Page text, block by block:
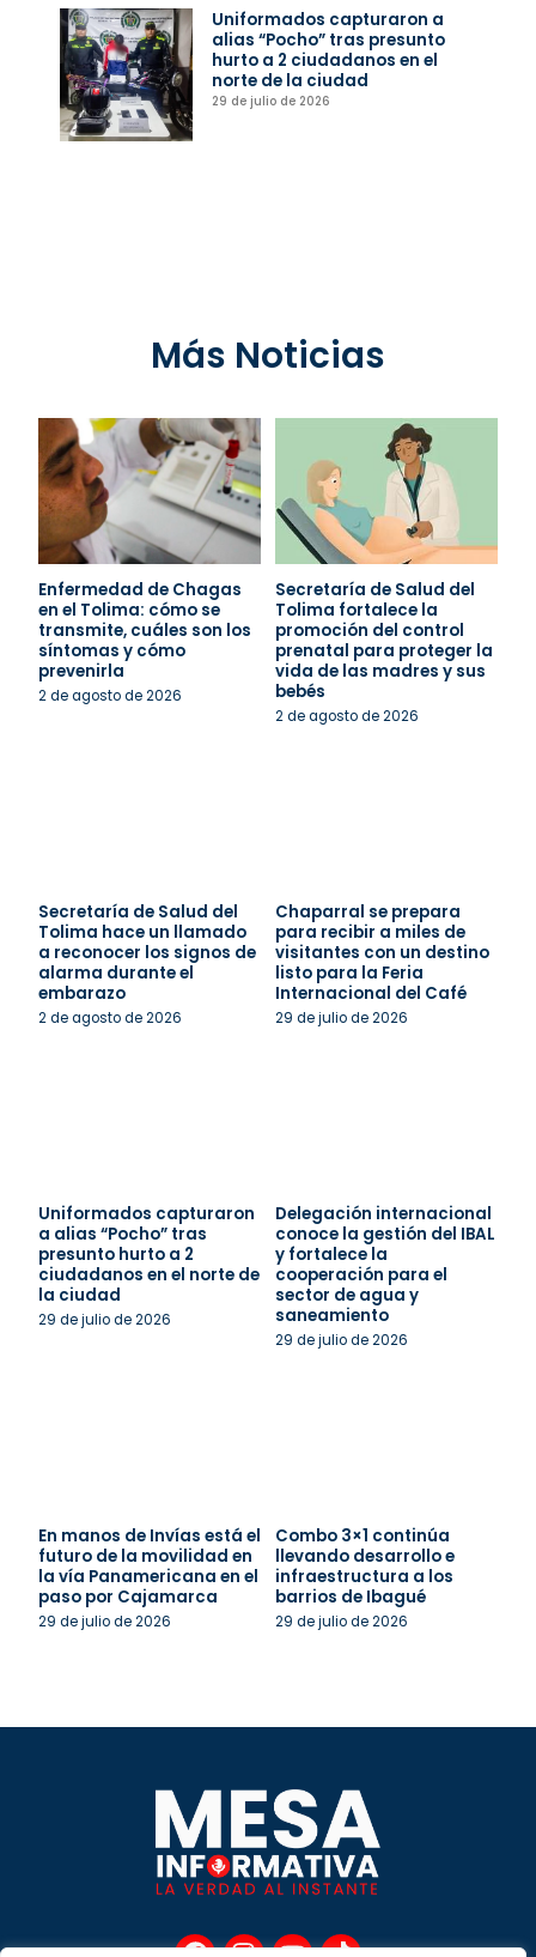
Uniformados capturaron a
alias “Pocho” tras presunto
hurto a 2 ciudadanos en el
norte de la ciudad
29 de julio de 2026
Más Noticias
Enfermedad de Chagas
en el Tolima: cómo se
transmite, cuáles son los
síntomas y cómo
prevenirla
2 de agosto de 2026
Secretaría de Salud del
Tolima fortalece la
promoción del control
prenatal para proteger la
vida de las madres y sus
bebés
2 de agosto de 2026
Secretaría de Salud del
Tolima hace un llamado
a reconocer los signos de
alarma durante el
embarazo
2 de agosto de 2026
Chaparral se prepara
para recibir a miles de
visitantes con un destino
listo para la Feria
Internacional del Café
29 de julio de 2026
Uniformados capturaron
a alias “Pocho” tras
presunto hurto a 2
ciudadanos en el norte de
la ciudad
29 de julio de 2026
Delegación internacional
conoce la gestión del IBAL
y fortalece la
cooperación para el
sector de agua y
saneamiento
29 de julio de 2026
En manos de Invías está el
futuro de la movilidad en
la vía Panamericana en el
paso por Cajamarca
29 de julio de 2026
Combo 3×1 continúa
llevando desarrollo e
infraestructura a los
barrios de Ibagué
29 de julio de 2026
F
I
Y
T